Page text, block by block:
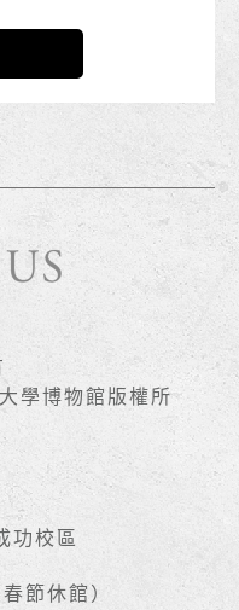
學博物館版權所
功校區
節休館）